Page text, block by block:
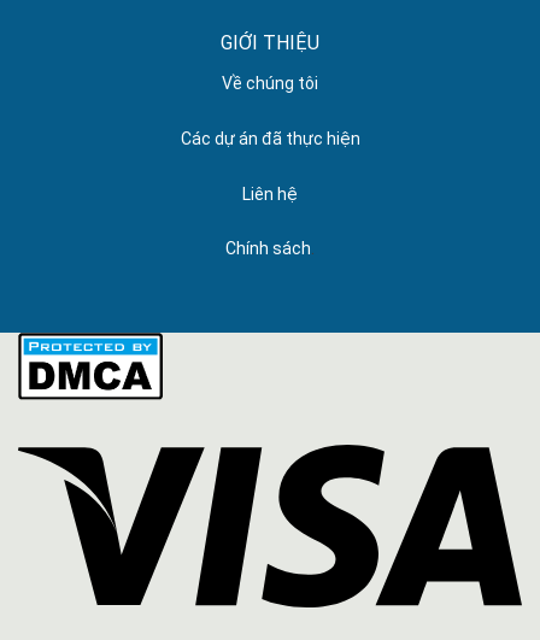
GIỚI THIỆU
Về chúng tôi
Các dự án đã thực hiện
Liên hệ
Chính sách.